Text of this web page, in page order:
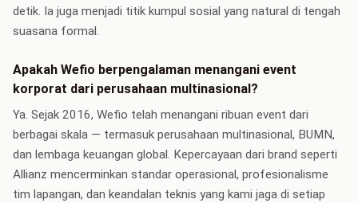
detik. Ia juga menjadi titik kumpul sosial yang natural di tengah
suasana formal.
Apakah Wefio berpengalaman menangani event
korporat dari perusahaan multinasional?
Ya. Sejak 2016, Wefio telah menangani ribuan event dari
berbagai skala — termasuk perusahaan multinasional, BUMN,
dan lembaga keuangan global. Kepercayaan dari brand seperti
Allianz mencerminkan standar operasional, profesionalisme
tim lapangan, dan keandalan teknis yang kami jaga di setiap